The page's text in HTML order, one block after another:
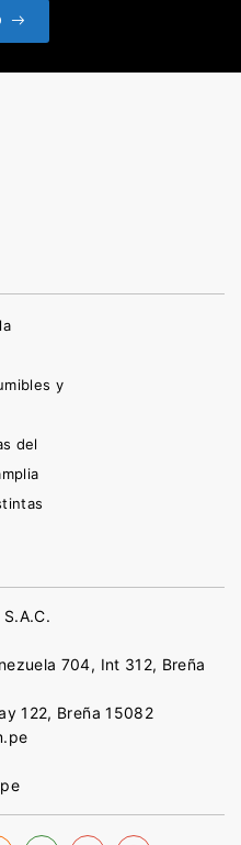
y
del
704, Int 312, Breña
122, Breña 15082